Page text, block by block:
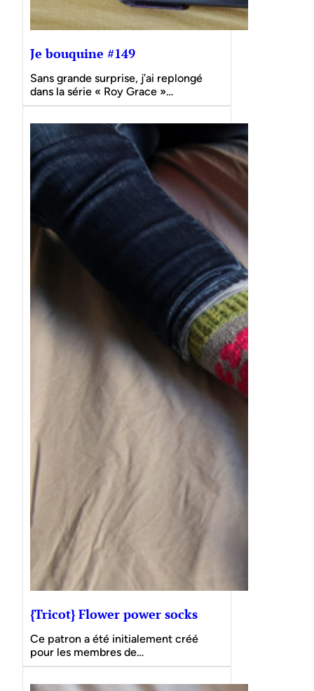
Je bouquine #149
Sans grande surprise, j’ai replongé
dans la série « Roy Grace »…
{Tricot} Flower power socks
Ce patron a été initialement créé
pour les membres de…